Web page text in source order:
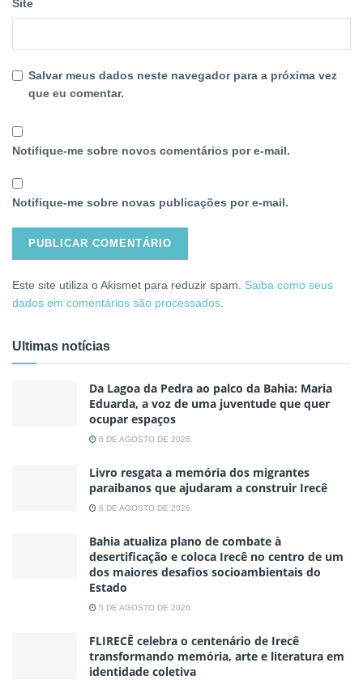
Site
Salvar meus dados neste navegador para a próxima vez
que eu comentar.
Notifique-me sobre novos comentários por e-mail.
Notifique-me sobre novas publicações por e-mail.
Este site utiliza o Akismet para reduzir spam. Saiba como seus
dados em comentários são processados
Ultimas notícias
Da Lagoa da Pedra ao palco da Bahia: Maria
Eduarda, a voz de uma juventude que quer
ocupar espaços
6 DE AGOSTO DE 2026
Livro resgata a memória dos migrantes
paraibanos que ajudaram a construir Irecê
6 DE AGOSTO DE 2026
Bahia atualiza plano de combate à
desertificação e coloca Irecê no centro de um
dos maiores desafios socioambientais do
Estado
5 DE AGOSTO DE 2026
FLIRECÊ celebra o centenário de Irecê
transformando memória, arte e literatura em
identidade coletiva